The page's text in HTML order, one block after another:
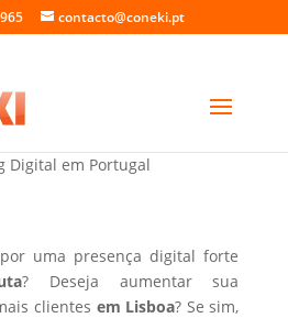
contacto@coneki.pt
em Lisboa
Digital em Portugal
uma presença digital forte
? Deseja aumentar sua
clientes em Lisboa? Se sim,